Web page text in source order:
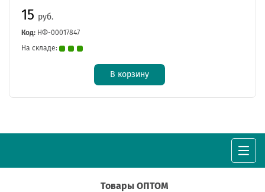
15 руб.
Код: НФ-00017847
На складе:
В корзину
Товары ОПТОМ